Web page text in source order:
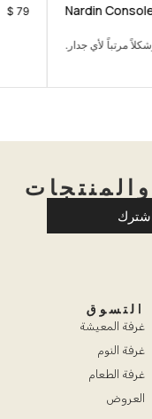
Nardin
مرتباً لأي جدار.
79
$
التسوق
غرفة المعيشة
غرفة النوم
غرفة الطعام
العروض